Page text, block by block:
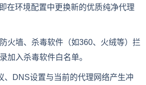
在环境配置中更换新的优质纯净代理
火墙、杀毒软件（如360、火绒等）拦
入杀毒软件白名单。
DNS设置与当前的代理网络产生冲